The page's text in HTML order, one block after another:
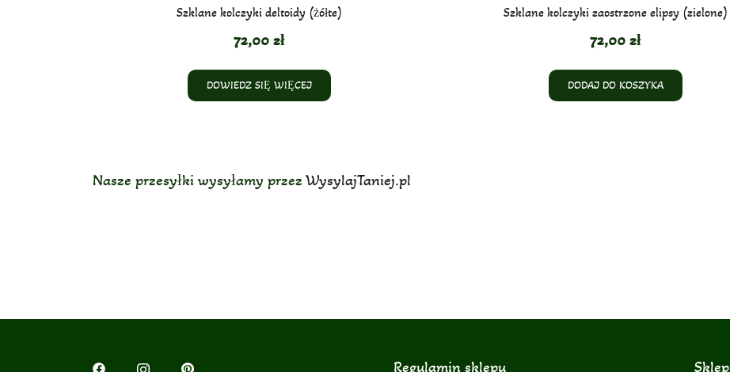
Szklane kolczyki deltoidy (żółte)
72,00 zł
DOWIEDZ SIĘ WIĘCEJ
Szklane kolczyki zaostrzone elipsy (zielone)
72,00 zł
DODAJ DO KOSZYKA
Nasze przesyłki wysyłamy przez WysylajTaniej.pl
Regulamin sklepu Sklep